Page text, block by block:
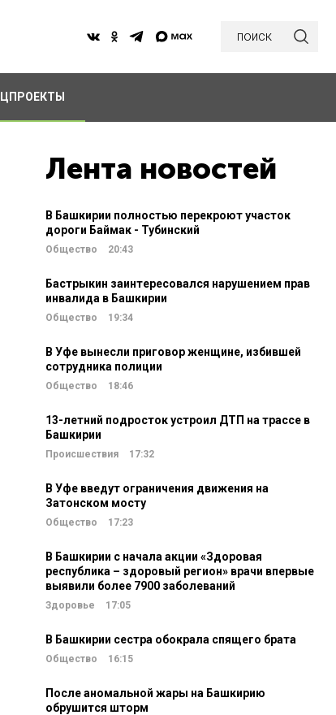
поиск
Лента новостей
В Башкирии полностью перекроют участок
дороги Баймак - Тубинский
Общество 20:43
Бастрыкин заинтересовался нарушением прав
инвалида в Башкирии
Общество 19:34
В Уфе вынесли приговор женщине, избившей
сотрудника полиции
Общество 18:46
13-летний подросток устроил ДТП на трассе в
Башкирии
Происшествия 17:32
В Уфе введут ограничения движения на
Затонском мосту
Общество 17:23
В Башкирии с начала акции «Здоровая
республика – здоровый регион» врачи впервые
выявили более 7900 заболеваний
Здоровье 17:05
В Башкирии сестра обокрала спящего брата
Общество 16:15
После аномальной жары на Башкирию
обрушится шторм